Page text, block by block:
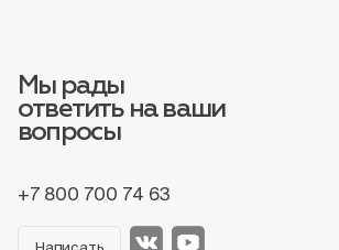
Мы рады
ответить на ваши
вопросы
+7 800 700 74 63